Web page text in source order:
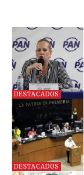
DESTACADOS
DESTACADOS